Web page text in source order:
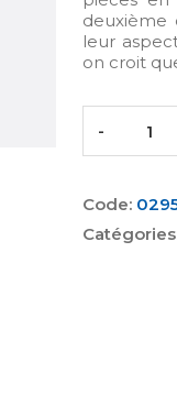
deuxième
leur
on croit
-
Code: